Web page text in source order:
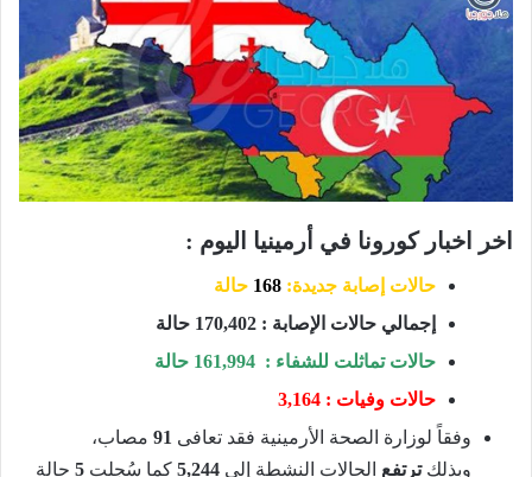
اخر اخبار كورونا في أرمينيا اليوم :
حالات إصابة جديدة: 168 حالة
إجمالي حالات الإصابة : 170,402 حالة
حالات تماثلت للشفاء : 161,994 حالة
حالات وفيات : 3,164
وفقاً لوزارة الصحة الأرمينية فقد تعافى 91 مصاب،
وبذلكترتفع الحالات النشطة إلى 5,244 كما سُجلت 5 حالة